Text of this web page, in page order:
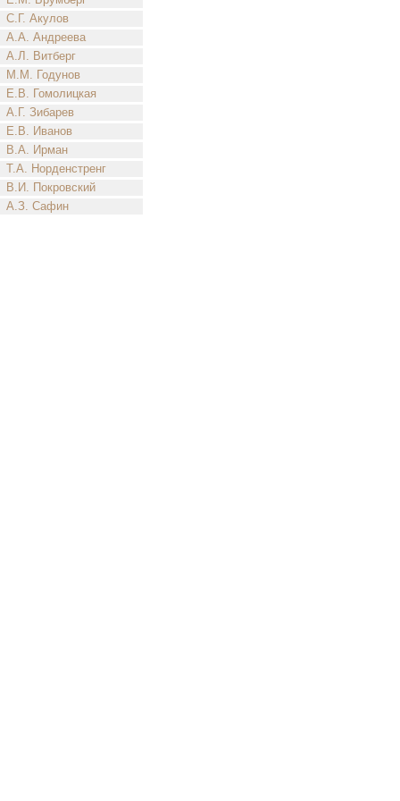
С.Г. Акулов
А.А. Андреева
А.Л. Витберг
М.М. Годунов
Е.В. Гомолицкая
А.Г. Зибарев
Е.В. Иванов
В.А. Ирман
Т.А. Норденстренг
В.И. Покровский
А.З. Сафин